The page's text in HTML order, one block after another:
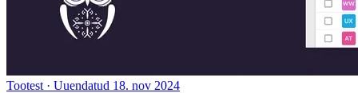
Tootest · Uuendatud 18. nov 2024